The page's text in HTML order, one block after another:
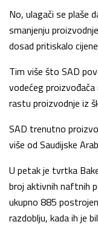
No, ulagači se plaše
smanjenju
dosad pritiskalo
Tim više što SAD
vodećeg
rastu proizvodnje iz
SAD trenutno
više od Saudijske
U petak je tvrtka
broj aktivnih naftnih
ukupno 885
razdoblju, kada ih je